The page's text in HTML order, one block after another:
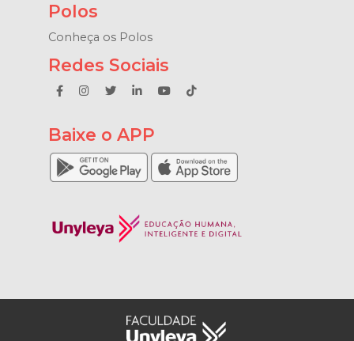
Polos
Conheça os Polos
Redes Sociais
Baixe o APP